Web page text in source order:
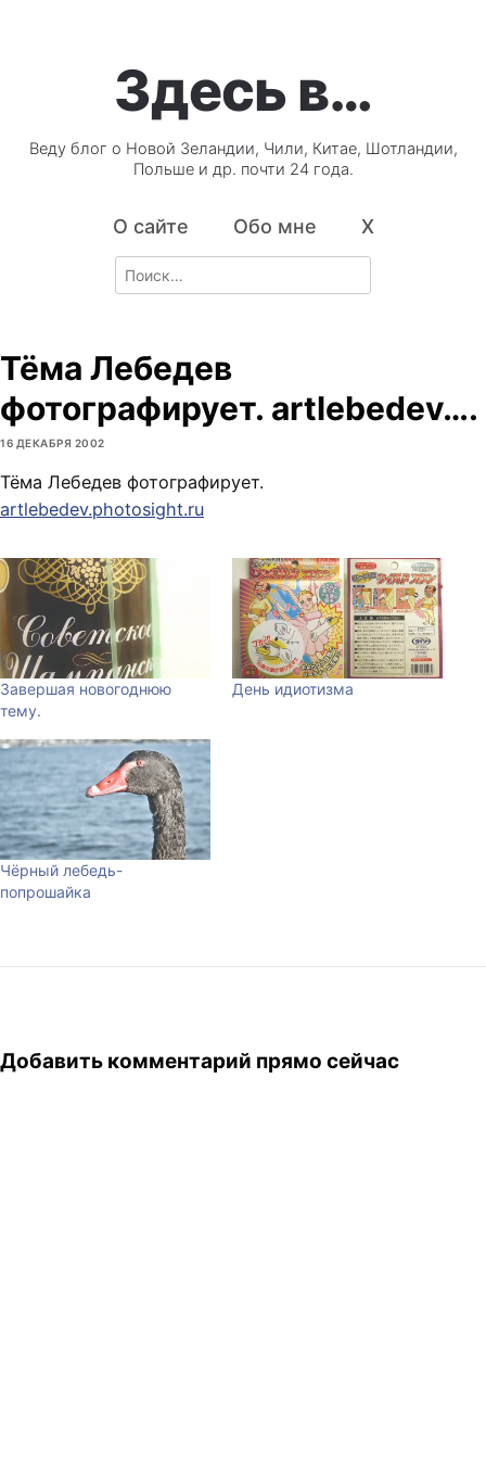
Здесь в…
Веду блог о Новой Зеландии, Чили, Китае, Шотландии,
Польше и др. почти 24 года.
О сайте Обо мне X
Search
for:
Тёма Лебедев
фотографирует. artlebedev….
16 ДЕКАБРЯ 2002
Тёма Лебедев фотографирует.
artlebedev.photosight.ru
Завершая новогоднюю
тему.
День идиотизма
Чёрный лебедь-
попрошайка
Добавить комментарий прямо сейчас